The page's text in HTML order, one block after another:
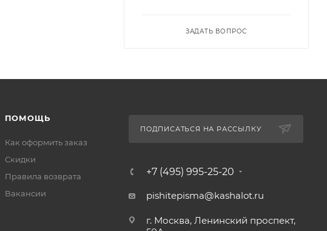
ЗАДАТЬ ВОПРОС
ПОМОЩЬ
Как оформить заказ
Скидки
Правила возврата
Вакансии
ПОДПИСАТЬСЯ НА РАССЫЛКУ
+7 (495) 995-25-20​
pishitepisma@kashalot.ru
г. Москва, Ленинский проспект,